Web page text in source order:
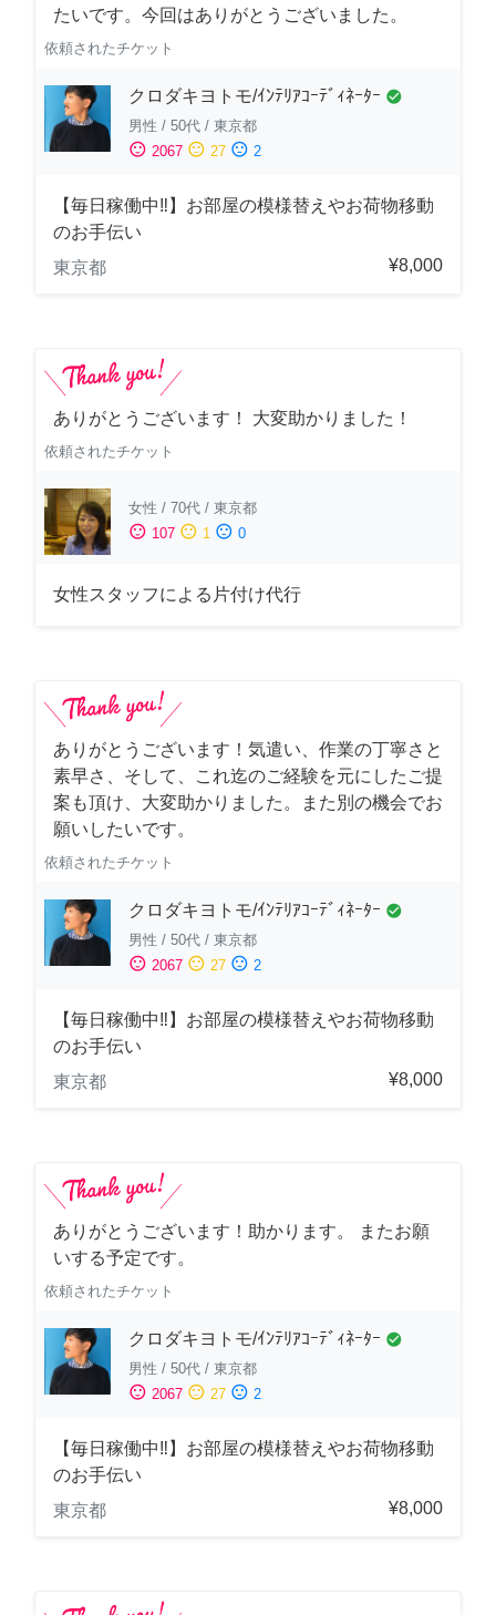
たいです。今回はありがとうございました。
依頼されたチケット
クロダキヨトモ/ｲﾝﾃﾘｱｺｰﾃﾞｨﾈｰﾀｰ check_circle
男性 / 50代 / 東京都
sentiment_satisfied 2067 sentiment_neutral 27 sentiment_dissatisfied 2
【毎日稼働中‼︎】お部屋の模様替えやお荷物移動
のお手伝い
東京都
¥8,000
ありがとうございます！ 大変助かりました！
依頼されたチケット
女性 / 70代 / 東京都
sentiment_satisfied 107 sentiment_neutral 1 sentiment_dissatisfied 0
女性スタッフによる片付け代行
ありがとうございます！気遣い、作業の丁寧さと
素早さ、そして、これ迄のご経験を元にしたご提
案も頂け、大変助かりました。また別の機会でお
願いしたいです。
依頼されたチケット
クロダキヨトモ/ｲﾝﾃﾘｱｺｰﾃﾞｨﾈｰﾀｰ check_circle
男性 / 50代 / 東京都
sentiment_satisfied 2067 sentiment_neutral 27 sentiment_dissatisfied 2
【毎日稼働中‼︎】お部屋の模様替えやお荷物移動
のお手伝い
東京都
¥8,000
ありがとうございます！助かります。 またお願
いする予定です。
依頼されたチケット
クロダキヨトモ/ｲﾝﾃﾘｱｺｰﾃﾞｨﾈｰﾀｰ check_circle
男性 / 50代 / 東京都
sentiment_satisfied 2067 sentiment_neutral 27 sentiment_dissatisfied 2
【毎日稼働中‼︎】お部屋の模様替えやお荷物移動
のお手伝い
東京都
¥8,000